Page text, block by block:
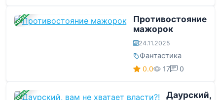
ЗАВЕРШЕНА
Противостояние
мажорок
24.11.2025
Фантастика
0.0 17 0
ЗАВЕРШЕНА
Даурский,